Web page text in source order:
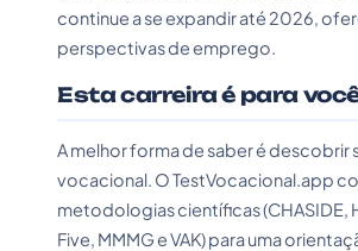
continue a se expandir até 2026,
perspectivas de emprego.
Esta carreira é para
A melhor forma de saber é descobrir
vocacional. O TestVocacional.app
metodologias científicas (CHASIDE,
Five, MMMG e VAK) para uma